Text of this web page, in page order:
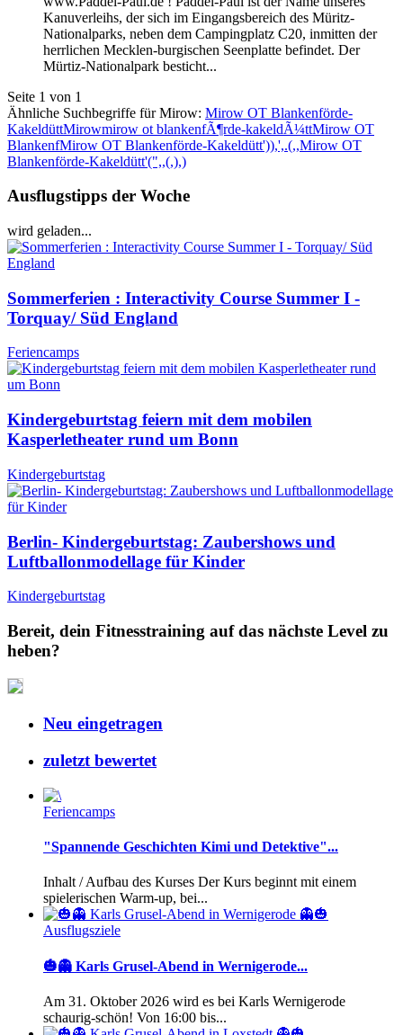
Kanuverleihs, der sich im Eingangsbereich des Müritz-
Nationalparks, neben dem Campingplatz C20, inmitten der
herrlichen Mecklen-burgischen Seenplatte befindet. Der
Mürtiz-Nationalpark besticht...
Seite 1 von 1
Ähnliche Suchbegriffe für Mirow: Mirow OT Blankenförde-
KakeldüttMirowmirow ot blankenfÃ¶rde-kakeldÃ¼ttMirow OT
BlankenfMirow OT Blankenförde-Kakeldütt')),',.(,,Mirow OT
Blankenförde-Kakeldütt'(",,(,),)
Ausflugstipps der Woche
wird geladen...
Sommerferien : Interactivity Course Summer I -
Torquay/ Süd England
Feriencamps
Kindergeburtstag feiern mit dem mobilen
Kasperletheater rund um Bonn
Kindergeburtstag
Berlin- Kindergeburtstag: Zaubershows und
Luftballonmodellage für Kinder
Kindergeburtstag
Bereit, dein Fitnesstraining auf das nächste Level zu
heben?
Neu eingetragen
zuletzt bewertet
Feriencamps
"Spannende Geschichten Kimi und Detektive"...
Inhalt / Aufbau des Kurses Der Kurs beginnt mit einem
spielerischen Warm-up, bei...
Ausflugsziele
🎃👻 Karls Grusel-Abend in Wernigerode...
Am 31. Oktober 2026 wird es bei Karls Wernigerode
schaurig-schön! Von 16:00 bis...